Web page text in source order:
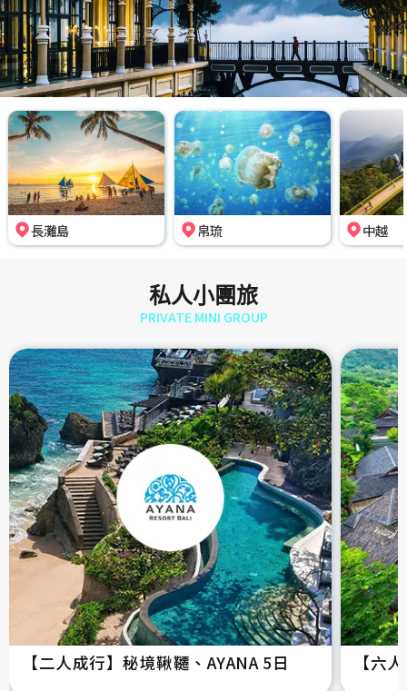
長灘島 帛琉 中越
私人小團旅
PRIVATE MINI GROUP
【二人成行】秘境鞦韆、AYANA 5日 【六